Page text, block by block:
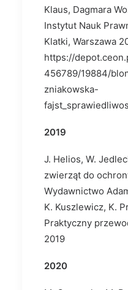
Klaus, Dagmara
Instytut Nauk
Klatki, Warszawa
https://
456789/19884/
zniakowska-
2019
J. Helios, W.
zwierząt do
Wydawnictwo
K. Kuszlewicz, K.
Praktyczny
2019
2020